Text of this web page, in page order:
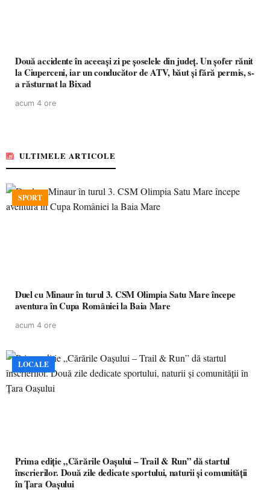
Două accidente în aceeași zi pe șoselele din județ. Un șofer rănit
la Ciuperceni, iar un conducător de ATV, băut și fără permis, s-
a răsturnat la Bixad
acum 4 ore
ULTIMELE ARTICOLE
SPORT
Duel cu Minaur în turul 3. CSM Olimpia Satu Mare începe
aventura în Cupa României la Baia Mare
acum 4 ore
LOCALE
Prima ediție „Cărările Oașului – Trail & Run” dă startul
înscrierilor. Două zile dedicate sportului, naturii și comunității
în Țara Oașului